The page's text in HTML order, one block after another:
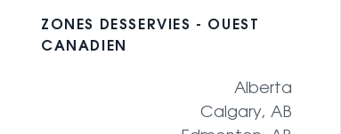
ZONES DESSERVIES - OUEST
CANADIEN
Alberta
Calgary, AB